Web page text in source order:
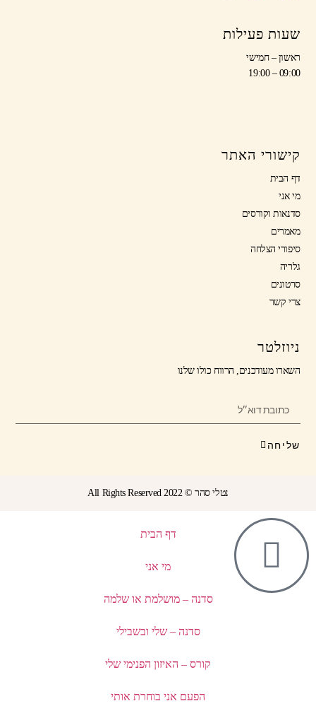
שעות פעילות
ראשון – חמישי
09:00 – 19:00
קישורי האתר
דף הבית
מי אני
סדנאות וקורסים
מאמרים
סיפורי הצלחה
גלריה
סרטונים
צרי קשר
ניוזלטר
השארו מעודכנים, הרווח כולו שלנו
שליחה
נטלי סהר © All Rights Reserved 2022
דף הבית
מי אני
סדנה – מושלמת או שלמה
סדנה – שלי ובשבילי
קורס – האיזון הפנימי שלי
הפעם אני בוחרת אותי